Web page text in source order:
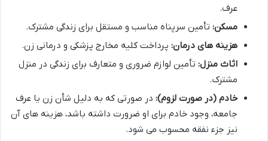
عرف.
مسکن: تأمین سرپناه مناسب و مستقل برای زندگی مشترک.
هزینه های درمان: پرداخت کلیه مخارج پزشکی و درمانی زن.
اثاث منزل: تأمین لوازم ضروری و متعارف برای زندگی در منزل
مشترک.
خادم (در صورت لزوم): در صورتی که به دلیل شأن زن یا عرف
جامعه، وجود خادم برای او ضرورت داشته باشد، هزینه های آن
نیز جزء نفقه محسوب می شود.